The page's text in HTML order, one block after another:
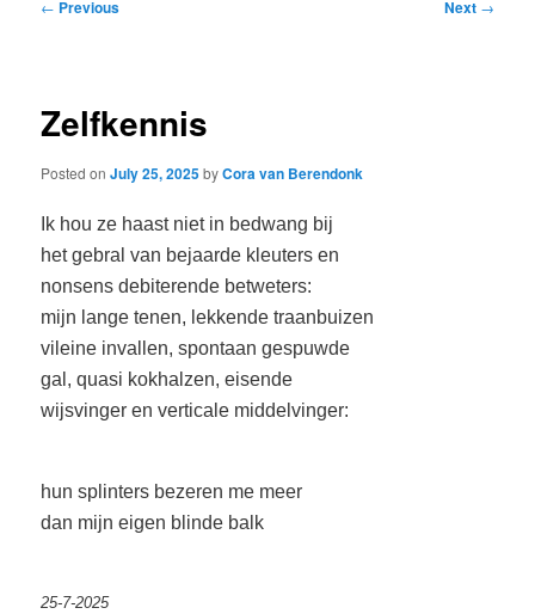
← Previous Next →
Zelfkennis
Posted onJuly 25, 2025byCora van Berendonk
Ik hou ze haast niet in bedwang bij
het gebral van bejaarde kleuters en
nonsens debiterende betweters:
mijn lange tenen, lekkende traanbuizen
vileine invallen, spontaan gespuwde
gal, quasi kokhalzen, eisende
wijsvinger en verticale middelvinger:
hun splinters bezeren me meer
dan mijn eigen blinde balk
25-7-2025